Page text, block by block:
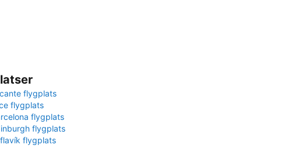
flygplats
flygplats
flygplats
flygplats
flygplats